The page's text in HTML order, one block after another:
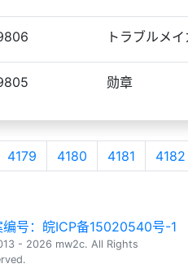
トラブルメ
勋章
4179 4180 4181 4182
编号：皖ICP备15020540号-1
- 2026 mw2c. All Rights